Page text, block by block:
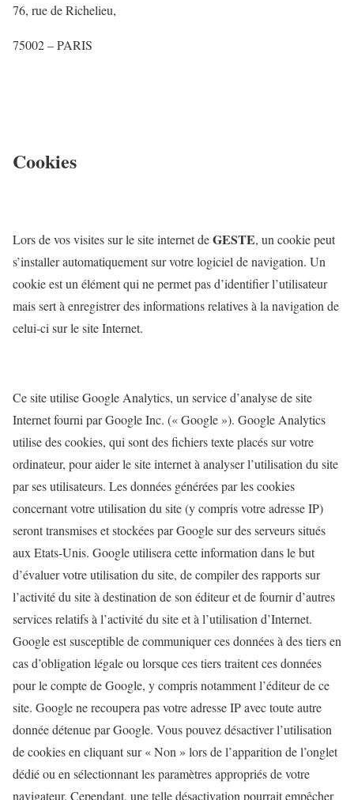
76, rue de Richelieu,
75002 – PARIS
Cookies
Lors de vos visites sur le site internet deGESTE, un cookie peut
s’installer automatiquement sur votre logiciel de navigation. Un
cookie est un élément qui ne permet pas d’identifier l’utilisateur
mais sert à enregistrer des informations relatives à la navigation de
celui-ci sur le site Internet.
Ce site utilise Google Analytics, un service d’analyse de site
Internet fourni par Google Inc. (« Google »). Google Analytics
utilise des cookies, qui sont des fichiers texte placés sur votre
ordinateur, pour aider le site internet à analyser l’utilisation du site
par ses utilisateurs. Les données générées par les cookies
concernant votre utilisation du site (y compris votre adresse IP)
seront transmises et stockées par Google sur des serveurs situés
aux Etats-Unis. Google utilisera cette information dans le but
d’évaluer votre utilisation du site, de compiler des rapports sur
l’activité du site à destination de son éditeur et de fournir d’autres
services relatifs à l’activité du site et à l’utilisation d’Internet.
Google est susceptible de communiquer ces données à des tiers en
cas d’obligation légale ou lorsque ces tiers traitent ces données
pour le compte de Google, y compris notamment l’éditeur de ce
site. Google ne recoupera pas votre adresse IP avec toute autre
donnée détenue par Google. Vous pouvez désactiver l’utilisation
de cookies en cliquant sur « Non » lors de l’apparition de l’onglet
dédié ou en sélectionnant les paramètres appropriés de votre
navigateur. Cependant, une telle désactivation pourrait empêcher